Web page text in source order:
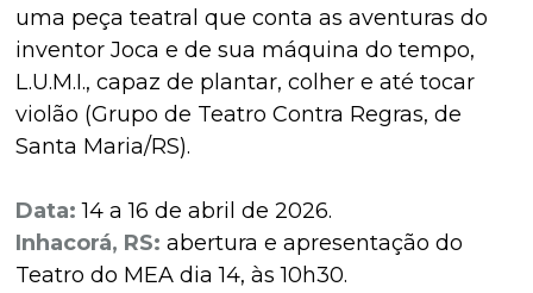
uma peça teatral que conta as aventuras do
inventor Joca e de sua máquina do tempo,
L.U.M.I., capaz de plantar, colher e até tocar
violão (Grupo de Teatro Contra Regras, de
Santa Maria/RS).
Data: 14 a 16 de abril de 2026.
Inhacorá, RS: abertura e apresentação do
Teatro do MEA dia 14, às 10h30.